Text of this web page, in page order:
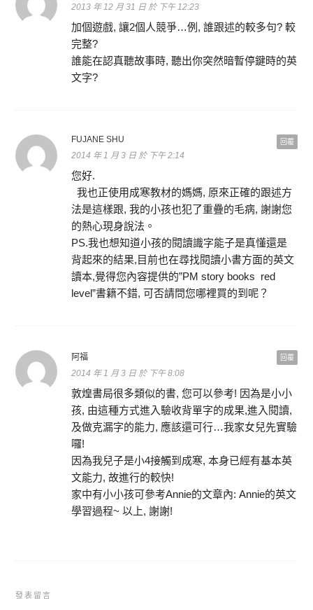
2013 年 12 月 31 日 於 下午 12:23
加個遊戲, 讓2個人競爭…例, 誰跟述的較多句? 較
完整?
誰能在認真聽故事時, 聽出你突然暗暫停鍵時的英
文字?
回覆
FUJANE SHU
2014 年 1 月 3 日 於 下午 2:14
您好.
我也正使用成寒教材的媽媽, 原來正確的跟述方
法是這樣跟, 我的小孩也犯了重疊的毛病, 謝謝您
的熱心現身說法。
PS.我也想知道小孩的閱讀識字能子是真懂還是
背起來的結果,目前也在尋找閱讀小書方面的英文
讀本,覺得您內容提供的”PM story books red
level”書籍不錯, 可否請問您哪裡買的到呢？
回覆
阿福
2014 年 1 月 3 日 於 下午 8:08
敦煌書局很多類似的書, 您可以參考! 因為是小小
孩, 由這種方式進入驗收背單字的成果,進入閱讀,
及做克漏字的能力, 應該還可行…我家女兒先實驗
囉!
因為我兒子是小4接觸到成寒, 本身已經有基本英
文能力, 故進行的較快!
家中有小小孩可參考Annie的文章內: Annie的英文
學習過程~ 以上, 謝謝!
發表留言